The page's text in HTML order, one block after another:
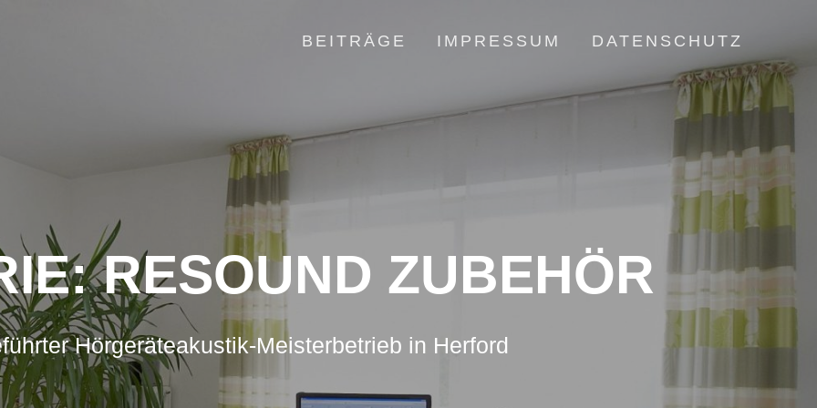
BEITRÄGE IMPRESSUM DATENSCHUTZ
RESOUND ZUBEHÖR
Hörgeräteakustik-Meisterbetrieb in Herford